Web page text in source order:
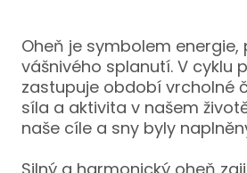
Oheň je symbolem energie,
vášnivého splanutí. V cyklu
zastupuje období vrcholné
síla a aktivita v našem
naše cíle a sny byly